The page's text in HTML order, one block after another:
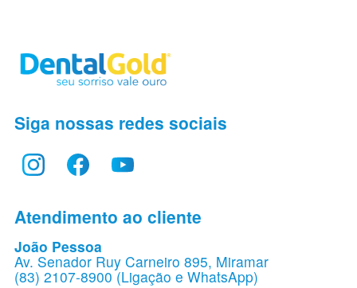
Siga nossas redes sociais
Atendimento ao cliente
João Pessoa
Av. Senador Ruy Carneiro 895, Miramar
(83) 2107-8900 (Ligação e WhatsApp)